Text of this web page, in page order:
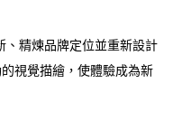
、精煉品牌定位並重新設計
視覺描繪，使體驗成為新